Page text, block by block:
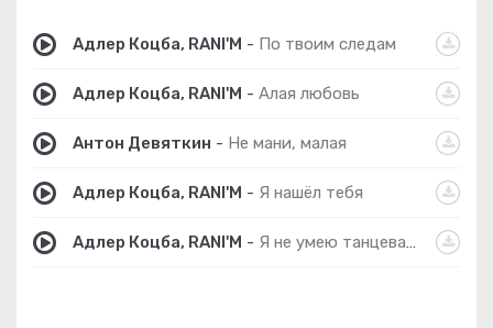
Адлер Коцба, RANI'M - По твоим следам
Адлер Коцба, RANI'M - Алая любовь
Антон Девяткин - Не мани, малая
Адлер Коцба, RANI'M - Я нашёл тебя
Адлер Коцба, RANI'M - Я не умею танцевать